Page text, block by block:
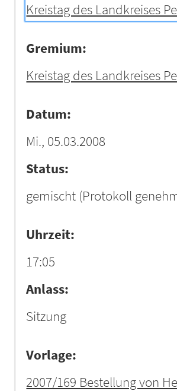
Kreistag des Landkreises
Gremium:
Kreistag des Landkreises
Datum:
Mi., 05.03.2008
Status:
gemischt (Protokoll
Uhrzeit:
17:05
Anlass:
Sitzung
Vorlage:
2007/169 Bestellung von